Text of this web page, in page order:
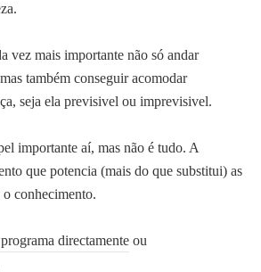
vez mais importante não só andar
também conseguir acomodar
seja ela previsivel ou imprevisivel.
importante aí, mas não é tudo. A
que potencia (mais do que substitui) as
o conhecimento.
directamente ou